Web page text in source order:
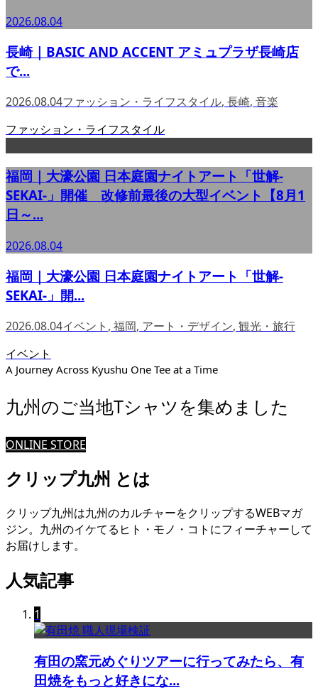
2026.08.04
長崎｜BASIC AND ACCENT アミュプラザ長崎店
で...
2026.08.04ファッション・ライフスタイル, 長崎, 音楽
ファッション・ライフスタイル
福岡｜大濠公園 日本庭園ナイトアート「世解-
SEKAI-」開催 改修前最後の大型イベント【8月1
日～...
2026.08.04
福岡｜大濠公園 日本庭園ナイトアート「世解-
SEKAI-」開...
2026.08.04イベント , 福岡, アート・デザイン, 観光・旅行
イベント
A Journey Across Kyushu One Tee at a Time
九州のご当地Tシャツを集めました
ONLINE STORE
クリップ九州 とは
クリップ九州は九州のカルチャーをクリップするWEBマガ
ジン。九州のイケてるヒト・モノ・コトにフィーチャーして
お届けします。
人気記事
1
有田の窯元めぐりツアーに行ってみたら、有
田焼をもっと好きにな...